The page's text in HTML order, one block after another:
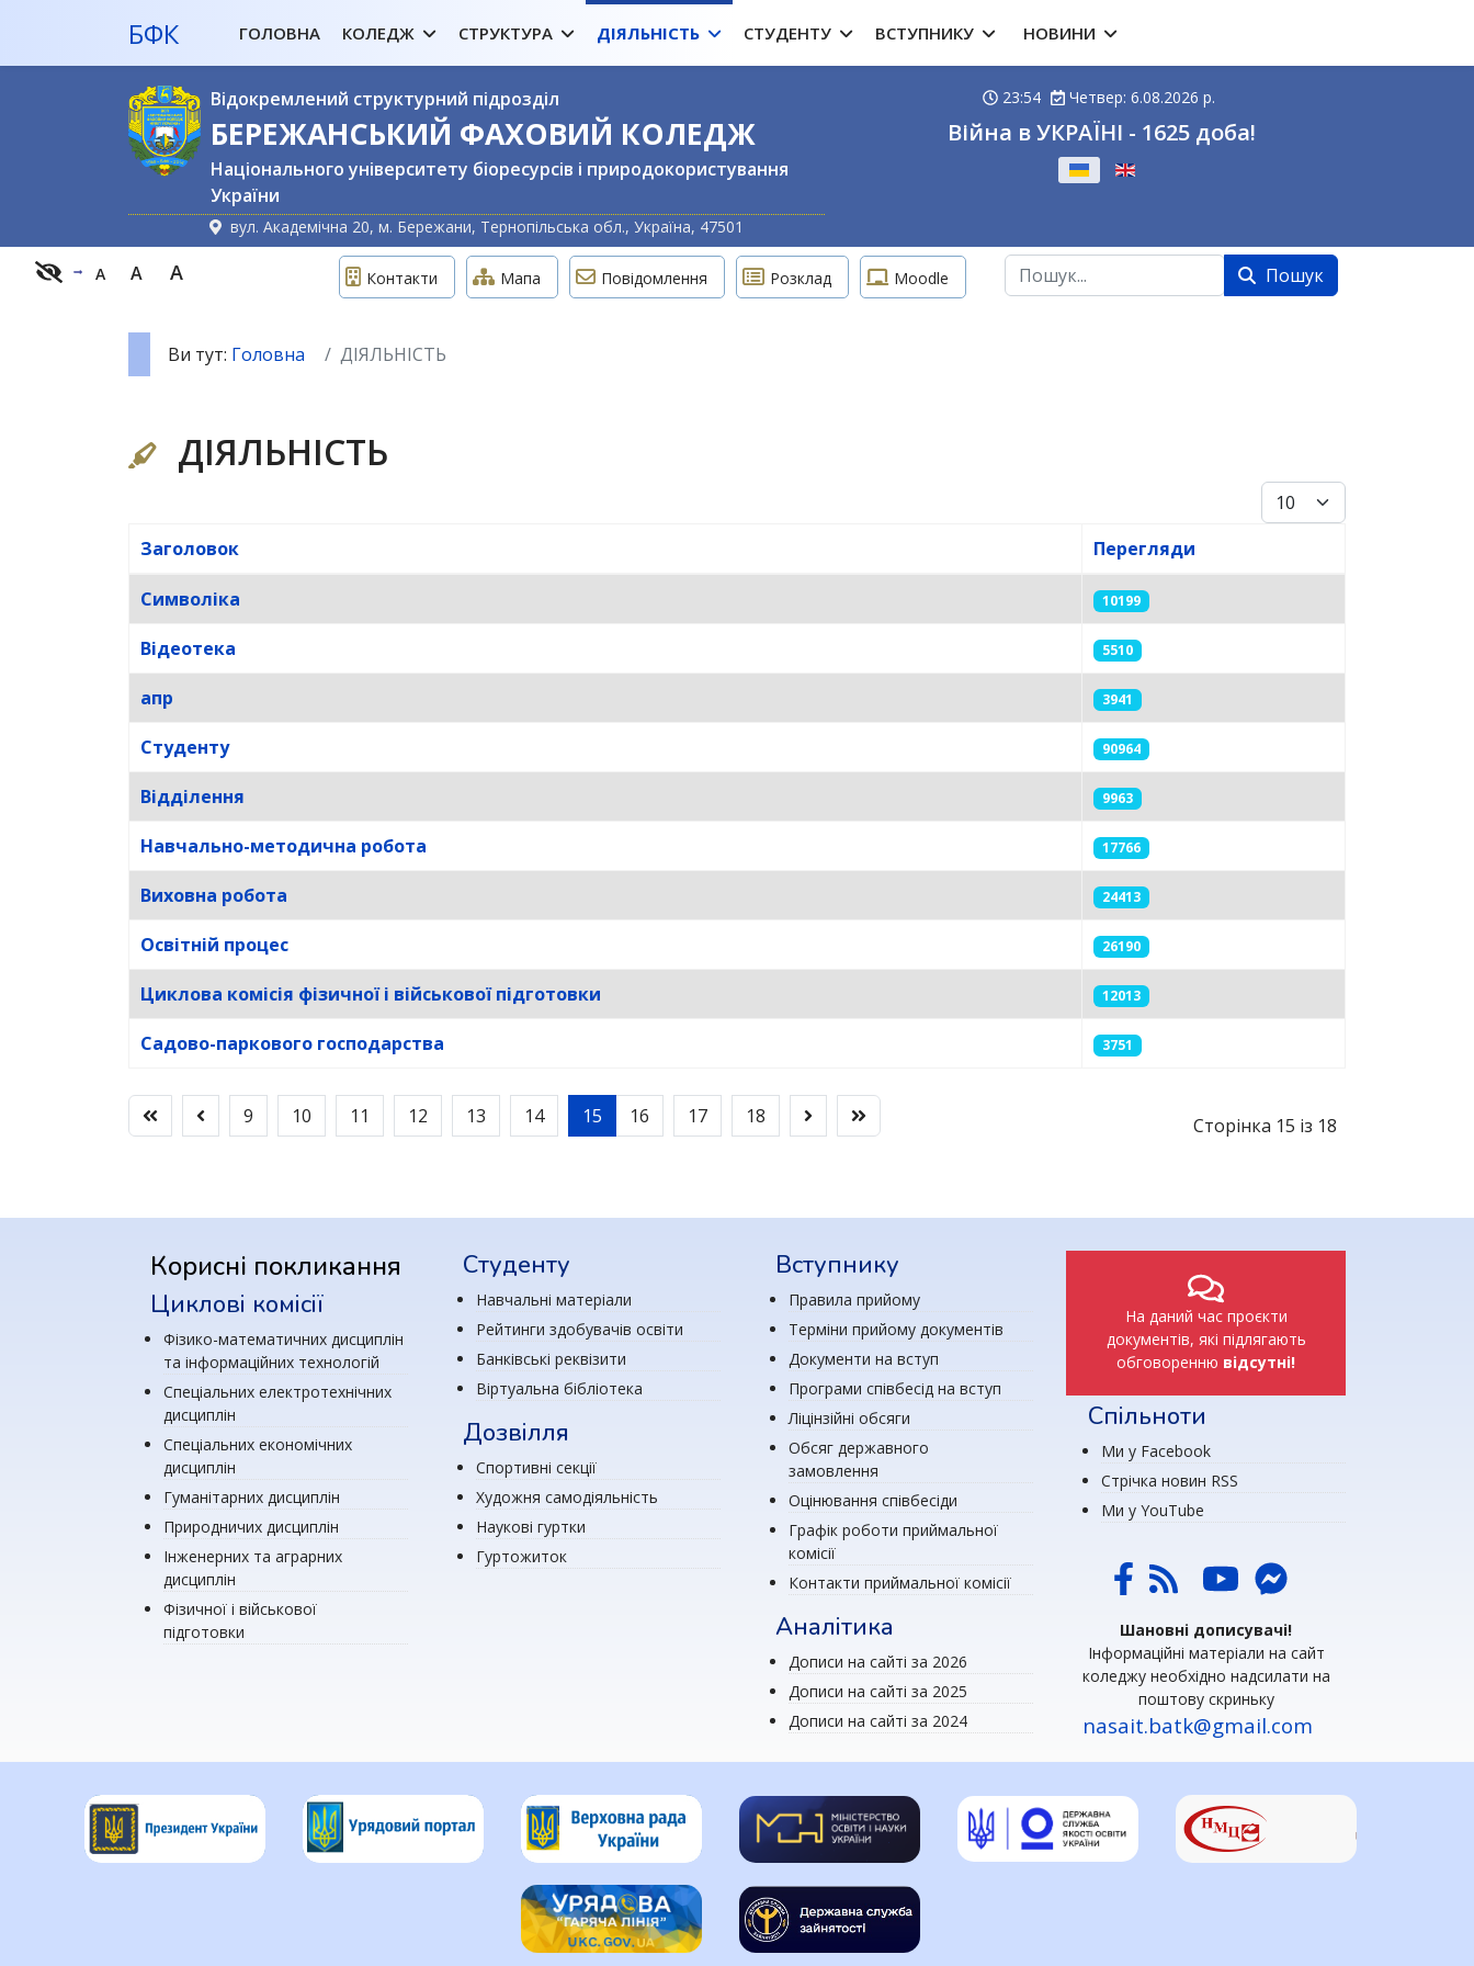
БФК ГОЛОВНА КОЛЕДЖ СТРУКТУРА ДІЯЛЬНІСТЬ СТУДЕНТУ ВСТУПНИКУ НОВИНИ
Відокремлений структурний підрозділ
БЕРЕЖАНСЬКИЙ ФАХОВИЙ КОЛЕДЖ
Національного університету біоресурсів і природокористування
України
вул. Академічна 20, м. Бережани, Тернопільська обл., Україна, 47501
23:54 Четвер: 6.08.2026 р.
Війна в УКРАЇНІ - 1625 доба!
A A A Контакти Мапа Повідомлення Розклад Moodle Пошук Пошук
Ви тут: Головна ДІЯЛЬНІСТЬ
ДІЯЛЬНІСТЬ
Показувати
Заголовок Перегляди
Символіка 10199
Відеотека 5510
апр 3941
Студенту 90964
Відділення 9963
Навчально-методична робота 17766
Виховна робота 24413
Освітній процес 26190
Циклова комісія фізичної і військової підготовки 12013
Садово-паркового господарства 3751
Сторінка 15 із 18
9 10 11 12 13 14 15 16 17 18
Корисні покликання
Циклові комісії
Фізико-математичних дисциплін
та інформаційних технологій
Спеціальних електротехнічних
дисциплін
Спеціальних економічних
дисциплін
Гуманітарних дисциплін
Природничих дисциплін
Інженерних та аграрних
дисциплін
Фізичної і військової
підготовки
Студенту
Навчальні матеріали
Рейтинги здобувачів освіти
Банківські реквізити
Віртуальна бібліотека
Дозвілля
Спортивні секції
Художня самодіяльність
Наукові гуртки
Гуртожиток
Вступнику
Правила прийому
Терміни прийому документів
Документи на вступ
Програми співбесід на вступ
Ліцінзійні обсяги
Обсяг державного
замовлення
Оцінювання співбесіди
Графік роботи приймальної
комісії
Контакти приймальної комісії
Аналітика
Дописи на сайті за 2026
Дописи на сайті за 2025
Дописи на сайті за 2024
На даний час проєкти
документів, які підлягають
обговоренню відсутні!
Спільноти
Ми у Facebook
Стрічка новин RSS
Ми у YouTube
Шановні дописувачі!
Інформаційні матеріали на сайт
коледжу необхідно надсилати на
поштову скриньку
nasait.batk@gmail.com